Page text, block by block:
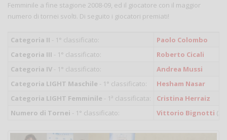
Femminile a fine stagione 2008-09, ed il giocatore con il maggior
numero di tornei svolti. Di seguito i giocatori premiati!
Categoria II - 1° classificato:
Paolo Colombo
Categoria III - 1° classificato:
Roberto Cicali
Categoria IV - 1° classificato:
Andrea Mussi
Categoria LIGHT Maschile - 1° classificato:
Hesham Nasar
Categoria LIGHT Femminile - 1ª classificata:
Cristina Herraiz
Numero di Tornei - 1° classificato: Vittorio Bignotti